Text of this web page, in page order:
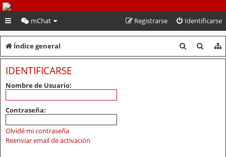
PeruVoley.com
mChat Identificarse
Registrarse
Índice general
u
u
IDENTIFICARSE
Nombre de Usuario:
Contraseña:
Olvidé mi contraseña
Reenviar email de activación